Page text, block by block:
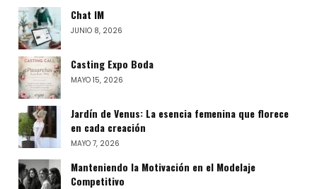
Chat IM
JUNIO 8, 2026
Casting Expo Boda
MAYO 15, 2026
Jardín de Venus: La esencia femenina que florece
en cada creación
MAYO 7, 2026
Manteniendo la Motivación en el Modelaje
Competitivo